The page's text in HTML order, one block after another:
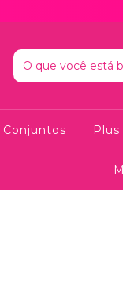
Conjuntos Plus